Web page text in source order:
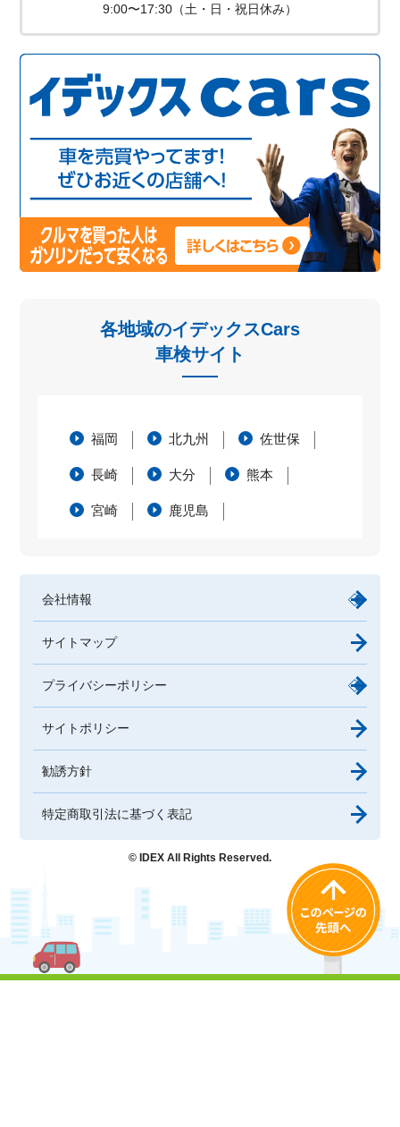
9:00〜17:30（土・日・祝日休み）
各地域のイデックスCars
車検サイト
福岡 北九州 佐世保
長崎 大分 熊本
宮崎 鹿児島
会社情報
サイトマップ
プライバシーポリシー
サイトポリシー
勧誘方針
特定商取引法に基づく表記
© IDEX All Rights Reserved.